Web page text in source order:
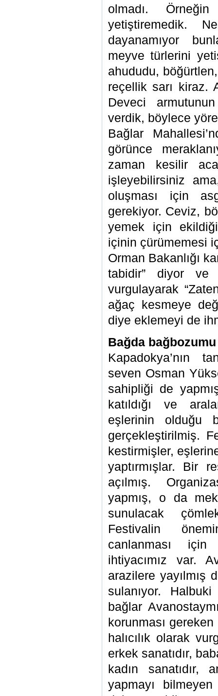
olmadı.
yetiştiremedik.
dayanamıyor
meyve türlerini
ahududu,
reçellik sarı kiraz.
Deveci
verdik, böylece
Bağlar
görünce
zaman kesilir
işleyebilirsiniz
oluşması için
gerekiyor. Ceviz,
yemek için
içinin çürümemesi
Orman Bakanlığı
tabidir” diyor
vurgulayarak
ağaç kesmeye
diye eklemeyi de
Bağda
Kapadokya’nın
seven Osman
sahipliği de
katıldığı ve
eşlerinin olduğu
gerçekleştirilmiş.
kestirmişler,
yaptırmışlar. Bir
açılmış.
yapmış, o da
sunulacak
Festivalin
canlanması
ihtiyacımız var.
arazilere yayılmış
sulanıyor.
bağlar
korunması
halıcılık olarak
erkek sanatıdır,
kadın sanatıdır,
yapmayı